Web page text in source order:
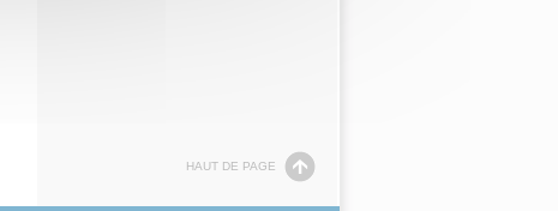
HAUT DE PAGE